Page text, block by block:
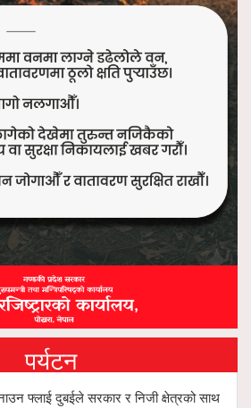
पर्यटन
फ्लाई दुबईले सरकार र निजी क्षेत्रको साथ